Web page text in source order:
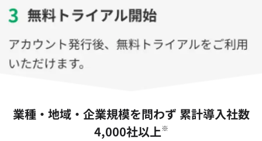
業種‧地域‧企業規模を問わず 累計導⼊社数
4,000社以上※